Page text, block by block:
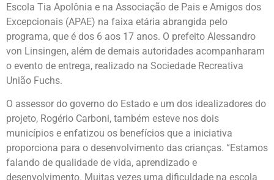
Escola Tia Apolônia e na Associação de Pais e Amigos dos
Excepcionais (APAE) na faixa etária abrangida pelo
programa, que é dos 6 aos 17 anos. O prefeito Alessandro
von Linsingen, além de demais autoridades acompanharam
o evento de entrega, realizado na Sociedade Recreativa
União Fuchs.
O assessor do governo do Estado e um dos idealizadores do
projeto, Rogério Carboni, também esteve nos dois
municípios e enfatizou os benefícios que a iniciativa
proporciona para o desenvolvimento das crianças. “Estamos
falando de qualidade de vida, aprendizado e
desenvolvimento. Muitas vezes uma dificuldade na escola